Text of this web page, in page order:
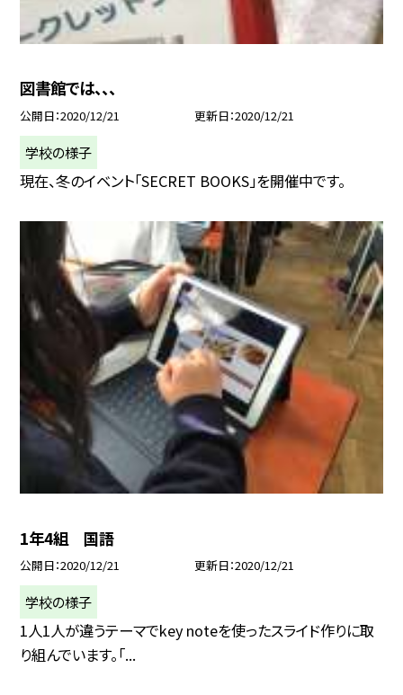
図書館では、、、
公開日 2020/12/21 更新日 2020/12/21
学校の様子
現在、冬のイベント「SECRET BOOKS」を開催中です。
1年4組 国語
公開日 2020/12/21 更新日 2020/12/21
学校の様子
1人1人が違うテーマでkey noteを使ったスライド作りに取
り組んでいます。「...